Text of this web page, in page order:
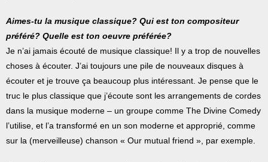
Aimes-tu la musique classique? Qui est ton compositeur
préféré? Quelle est ton oeuvre préférée?
Je n’ai jamais écouté de musique classique! Il y a trop de nouvelles
choses à écouter. J’ai toujours une pile de nouveaux disques à
écouter et je trouve ça beaucoup plus intéressant. Je pense que le
truc le plus classique que j’écoute sont les arrangements de cordes
dans la musique moderne – un groupe comme The Divine Comedy
l’utilise, et l’a transformé en un son moderne et approprié, comme
sur la (merveilleuse) chanson « Our mutual friend », par exemple.